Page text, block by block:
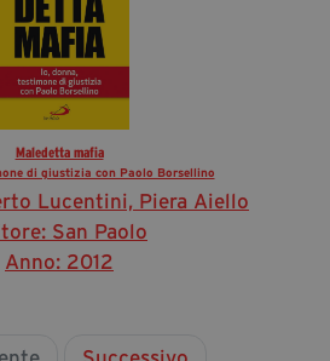
Maledetta mafia
di giustizia con Paolo Borsellino
Lucentini, Piera Aiello
San Paolo
Anno: 2012